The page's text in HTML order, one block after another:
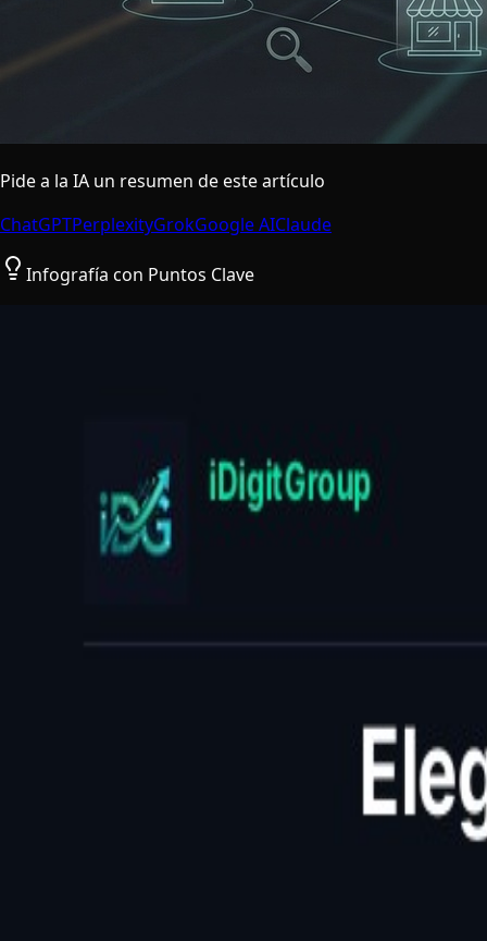
Pide a la IA un resumen de este artículo
ChatGPTPerplexityGrokGoogle AIClaude
Infografía con Puntos Clave